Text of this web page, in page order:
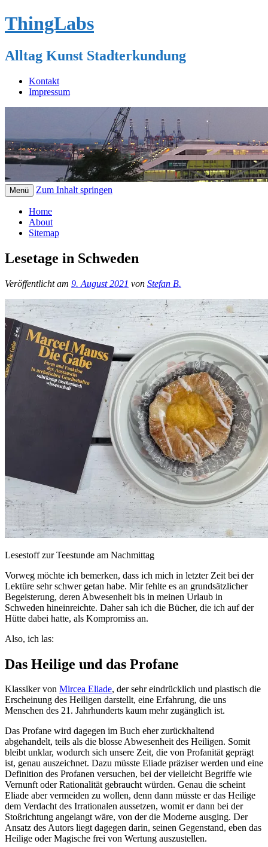
ThingLabs
Alltag Kunst Stadterkundung
Kontakt
Impressum
Menü Zum Inhalt springen
Home
About
Sitemap
Lesetage in Schweden
Veröffentlicht am 9. August 2021 von Stefan B.
Lesestoff zur Teestunde am Nachmittag
Vorweg möchte ich bemerken, dass ich mich in letzter Zeit bei der
Lektüre sehr schwer getan habe. Mir fehlte es an grundsätzlicher
Begeisterung, deren Abwesenheit bis in meinen Urlaub in
Schweden hineinreichte. Daher sah ich die Bücher, die ich auf der
Hütte dabei hatte, als Kompromiss an.
Also, ich las:
Das Heilige und das Profane
Klassiker von Mircea Eliade, der sehr eindrücklich und plastisch die
Erscheinung des Heiligen darstellt, eine Erfahrung, die uns
Menschen des 21. Jahrhunderts kaum mehr zugänglich ist.
Das Profane wird dagegen im Buch eher zurückhaltend
abgehandelt, teils als die blosse Abwesenheit des Heiligen. Somit
bleibt unklar, wodurch sich unsere Zeit, die von Profanität geprägt
ist, genau auszeichnet. Dazu müsste Eliade präziser werden und eine
Definition des Profanen versuchen, bei der vielleicht Begriffe wie
Vernunft oder Rationalität gebraucht würden. Genau die scheint
Eliade aber vermeiden zu wollen, denn dann müsste er das Heilige
dem Verdacht des Irrationalen aussetzen, womit er dann bei der
Stoßrichtung angelangt wäre, von der die Moderne ausging. Der
Ansatz des Autors liegt dagegen darin, seinen Gegenstand, eben das
Heilige oder Magische frei von Wertung auszustellen.